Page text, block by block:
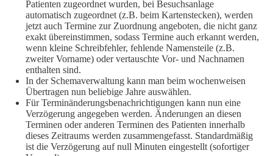
Patienten zugeordnet wurden, bei Besuchsanlage
automatisch zugeordnet (z.B. beim Kartenstecken), werden
jetzt auch Termine zur Zuordnung angeboten, die nicht ganz
exakt übereinstimmen, sodass Termine auch erkannt werden,
wenn kleine Schreibfehler, fehlende Namensteile (z.B.
zweiter Vorname) oder vertauschte Vor- und Nachnamen
enthalten sind.
In der Schemaverwaltung kann man beim wochenweisen
Übertragen nun beliebige Jahre auswählen.
Für Terminänderungsbenachrichtigungen kann nun eine
Verzögerung angegeben werden. Änderungen an diesen
Terminen oder anderen Terminen des Patienten innerhalb
dieses Zeitraums werden zusammengefasst. Standardmäßig
ist die Verzögerung auf null Minuten eingestellt (sofortiger